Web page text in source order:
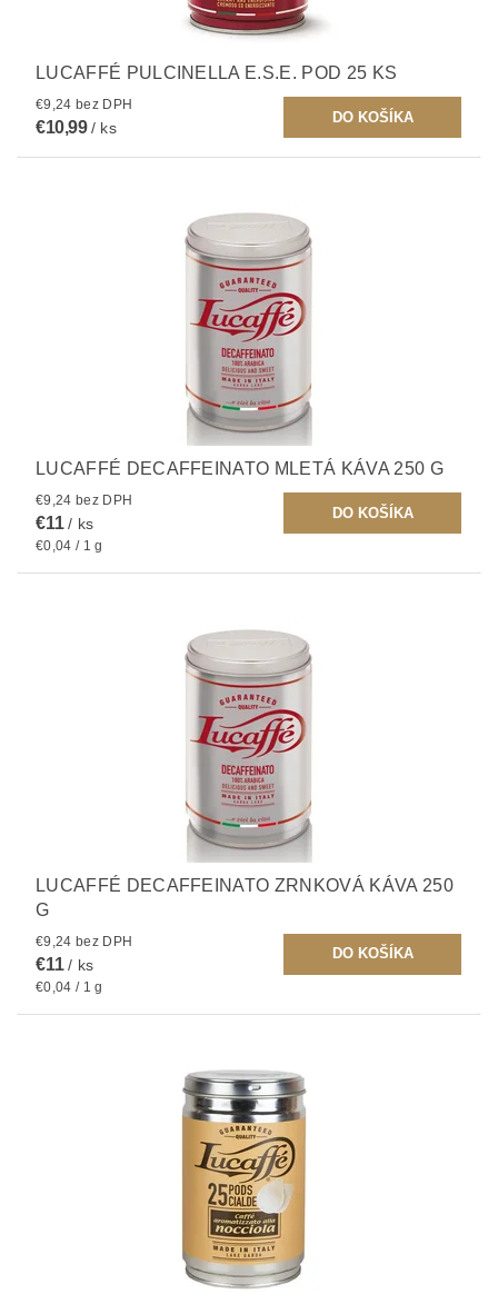
LUCAFFÉ PULCINELLA E.S.E. POD 25 KS
€9,24 bez DPH
€10,99/ ks
LUCAFFÉ DECAFFEINATO MLETÁ KÁVA 250 G
€9,24 bez DPH
€11/ ks
€0,04 / 1 g
LUCAFFÉ DECAFFEINATO ZRNKOVÁ KÁVA 250
G
€9,24 bez DPH
€11/ ks
€0,04 / 1 g